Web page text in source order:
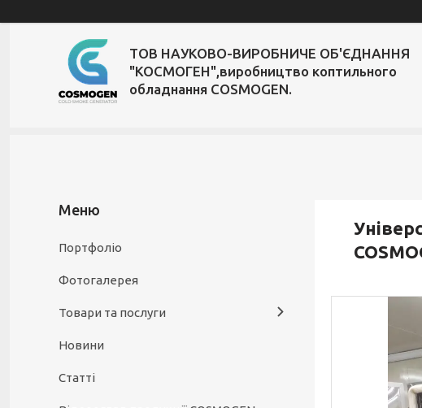
ТОВ НАУКОВО-ВИРОБНИЧЕ ОБ'ЄДНАННЯ
"КОСМОГЕН",виробництво коптильного
обладнання COSMOGEN.
Портфоліо
Фотогалерея
Товари та послуги
Новини
Статті